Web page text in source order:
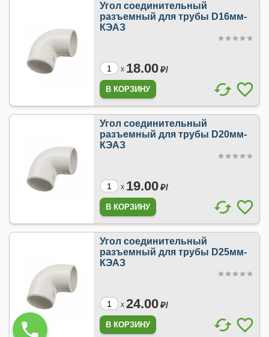
Угол соединительный
разъемный для трубы D16мм-
КЭАЗ
x 18.00₽/
Угол соединительный
разъемный для трубы D20мм-
КЭАЗ
x 19.00₽/
Угол соединительный
разъемный для трубы D25мм-
КЭАЗ
x 24.00₽/